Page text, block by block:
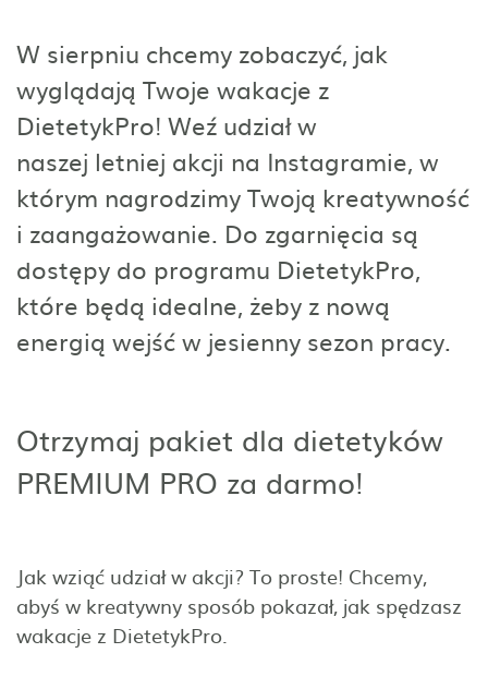
W sierpniu chcemy zobaczyć, jak
wyglądają Twoje wakacje z
DietetykPro! Weź udział w
naszej letniej akcji na Instagramie, w
którym nagrodzimy Twoją kreatywność
i zaangażowanie. Do zgarnięcia są
dostępy do programu DietetykPro,
które będą idealne, żeby z nową
energią wejść w jesienny sezon pracy.
Otrzymaj pakiet dla dietetyków
PREMIUM PRO za darmo!
Jak wziąć udział w akcji? To proste! Chcemy,
abyś w kreatywny sposób pokazał, jak spędzasz
wakacje z DietetykPro.